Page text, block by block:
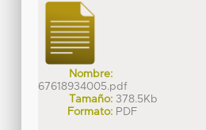
Nombre:
67618934005.pdf
Tamaño: 378.5Kb
Formato: PDF